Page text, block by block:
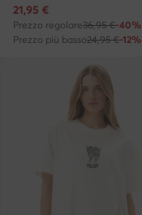
Prezzo attuale
21,95 €
Prezzo regolare36,95 €-40%
Prezzo più basso24,95 €-12%